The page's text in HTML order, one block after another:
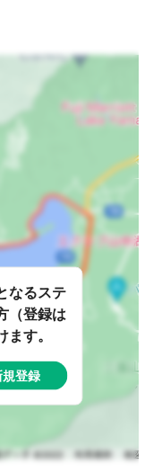
なるステ
（登録は
ます。
規登録